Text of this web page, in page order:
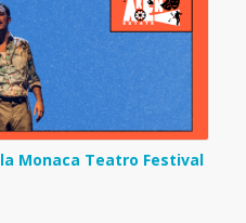
Monaca Teatro Festival